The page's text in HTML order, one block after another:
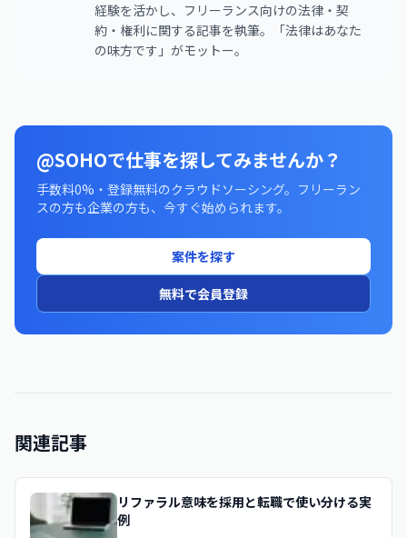
経験を活かし、フリーランス向けの法律・契
約・権利に関する記事を執筆。「法律はあなた
の味方です」がモットー。
@SOHOで仕事を探してみませんか？
手数料0%・登録無料のクラウドソーシング。フリーラン
スの方も企業の方も、今すぐ始められます。
案件を探す
無料で会員登録
関連記事
リファラル意味を採用と転職で使い分ける実
例